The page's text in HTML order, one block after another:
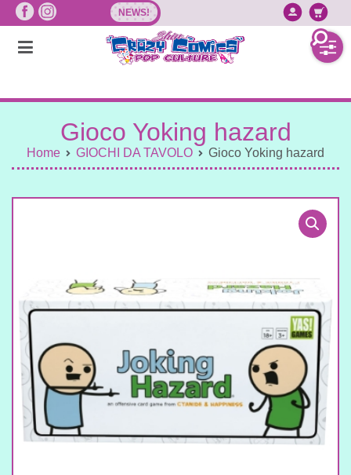
Vai
contenuto
NEWS!
Gioco Yoking hazard
Home GIOCHI DA TAVOLO Gioco Yoking hazard